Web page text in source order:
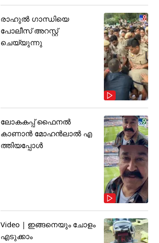
രാഹുൽ ഗാന്ധിയെ
പോലീസ് അറസ്റ്റ്
ചെയ്യുന്നു
ലോകകപ്പ് ഫൈനൽ
കാണാൻ മോഹൻലാൽ എ
ത്തിയപ്പോൾ
Video | ഇങ്ങനെയും ചോളം
എടുക്കാം